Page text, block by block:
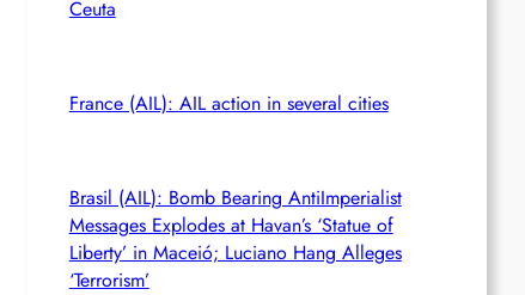
Ceuta
France (AIL): AIL action in several cities
Brasil (AIL): Bomb Bearing AntiImperialist
Messages Explodes at Havan’s ‘Statue of
Liberty’ in Maceió; Luciano Hang Alleges
‘Terrorism’